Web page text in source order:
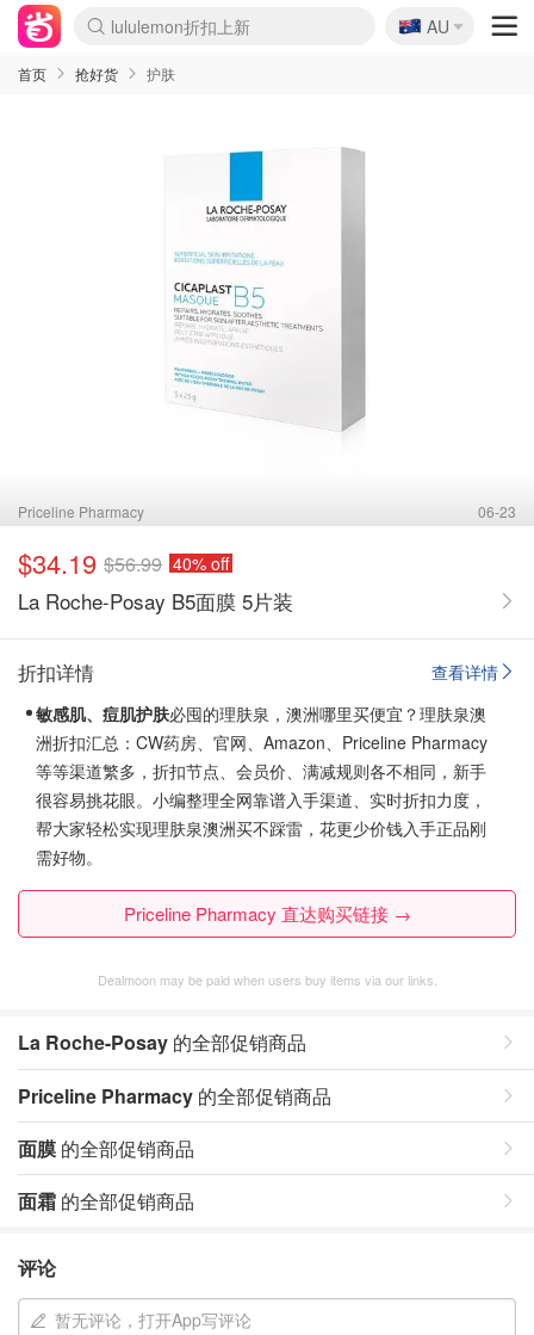
SSENSE年中2.5折
FreshBeauty好价汇总
Cettire降价+叠9折
WWS Coles超市实拍
viagogo二手票捡漏
Myer折扣汇总
The Outnet奢牌1折起
David Jones 3折起
Flannels大牌1折
Perfumes Club护肤1折
AMIRO面罩$251
Amazon折扣汇总
Amazon数码好物
ThedoubleF高奢地板价
Moose Knuckles 6折
EUFY摄像头$98
Selenichast首饰2折
悉尼-墨尔本机票$29
Amazon家居好物
Amazon美妆护肤
雅漾大喷$8
过敏原检测盒$33
科颜氏高保湿面霜$29
SEALIFE海洋馆门票6折
丝塔芙大白罐$16
订阅Newsletter送香薰
Harrods圣诞日历$525
LN-CC奢牌私促
d'Alba空姐喷雾$16
EVE LOM套装£56
Bernardelli独家4折
Adore Beauty 6折起
Mytheresa奢品2.7折
Currentbody美容仪$881
MOON Garden Live
CR洗护套装$23
GANNI官网4.5折
Stylevana韩妆4折
Tessabit高奢8.5折
OGX洗发水$11
Amazon阿德莱德次日达
卡诗8.5折+赠礼
Philips Hue灯具8折
La Mer送8件礼值$529
始祖鸟 石头岛 8折
雅诗兰黛7.5折+赠礼
祖玛珑赠5件礼
惊❗️修丽可赠42ml精华
Loewe/BBR高奢8折
黑五价❗阿玛尼全场8折
Crocs洞洞鞋$36
A王情侣卫衣推荐
三星4K智能电视$664
倩碧7.5折+赠$110礼
Bobbi Brown 8折+赠礼
M.A.C 7.5折+赠彩妆套装
🇦🇺
AU
首页 抢好货 护肤
Priceline Pharmacy 06-23
$34.19 $56.99 40% off
La Roche-Posay B5面膜 5片装
查看详情
折扣详情
敏感肌、痘肌护肤必囤的理肤泉，澳洲哪里买便宜？理肤泉澳
洲折扣汇总：CW药房、官网、Amazon、Priceline Pharmacy
等等渠道繁多，折扣节点、会员价、满减规则各不相同，新手
很容易挑花眼。 小编整理全网靠谱入手渠道、实时折扣力度，
帮大家轻松实现理肤泉澳洲买不踩雷，花更少价钱入手正品刚
需好物。
Priceline Pharmacy 直达购买链接 →
Dealmoon may be paid when users buy items via our links.
La Roche-Posay 的全部促销商品
Priceline Pharmacy 的全部促销商品
面膜 的全部促销商品
面霜 的全部促销商品
评论
暂无评论，打开App写评论